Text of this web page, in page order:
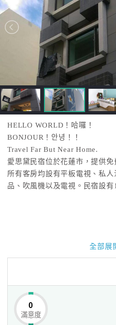
灣
房
跟
飯
店
訂
房
特
色
球
網
HELLO WORLD！哈囉！
BONJOUR！안녕！！
Travel Far But Near Home.
愛思黛民宿位於花蓮市，提供免
所有客房均設有平板電視、私
品、吹風機以及電視。民宿設有
全部展
0
滿意度